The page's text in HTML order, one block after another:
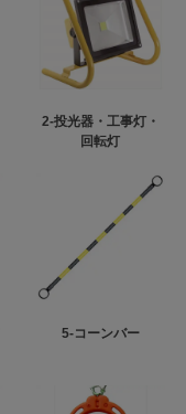
2-投光器・工事灯・
回転灯
5-コーンバー